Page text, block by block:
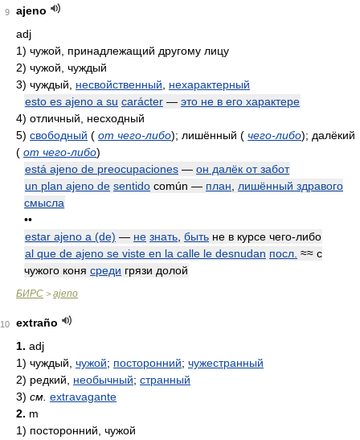
9
ajeno
adj
1) чужой, принадлежащий другому лицу
2) чужой, чуждый
3) чуждый, несвойственный
нехарактерный
esto es ajeno a su carácter — это не в его характере
4) отличный, несходный
5) свободный ( от чего-либо); лишённый ( чего-либо); далёкий
( от чего-либо)
está ajeno de preocupaciones — он далёк от забот
un plan ajeno de sentido común — план
лишённый здравого
смысла
••
estar ajeno a (de) — не знать быть не в курсе чего-либо
al que de ajeno se viste en la calle le desnudan посл. ≈≈ с
чужого коня среди грязи долой
БИРС > ajeno
10
extraño
1. adj
1) чуждый, чужой; посторонний; чужестранный
2) редкий, необычный; странный
3) см. extravagante
2. m
1) посторонний, чужой